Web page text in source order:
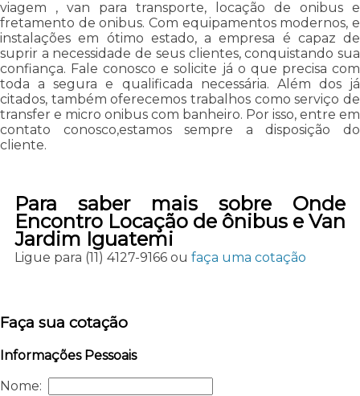
viagem , van para transporte, locação de onibus e
fretamento de onibus. Com equipamentos modernos, e
instalações em ótimo estado, a empresa é capaz de
suprir a necessidade de seus clientes, conquistando sua
confiança. Fale conosco e solicite já o que precisa com
toda a segura e qualificada necessária. Além dos já
citados, também oferecemos trabalhos como serviço de
transfer e micro onibus com banheiro. Por isso, entre em
contato conosco,estamos sempre a disposição do
cliente.
Para saber mais sobre Onde
Encontro Locação de ônibus e Van
Jardim Iguatemi
Ligue para (11) 4127-9166ou faça uma cotação
Faça sua cotação
Informações Pessoais
Nome: